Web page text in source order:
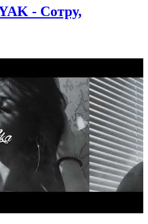
- Сотру,